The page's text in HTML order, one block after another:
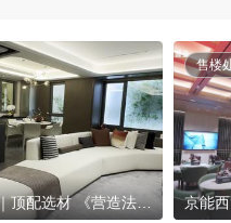
御制规制｜顶配选材 《营造法式》中对御制建筑用料均有精细描述，按照建筑等级分为殿阁、厅堂、余屋三类。为匹配御制建筑产品高度，京能西贤府住宅立面选材均使用顶配标准。楼体顶部采用古铜色金属飘檐，飘檐板底雕刻回字纹纹理，寓意源远流长、生生不息。楼身主要以太空银、古铜金、阿玛尼灰三色铝板
售楼